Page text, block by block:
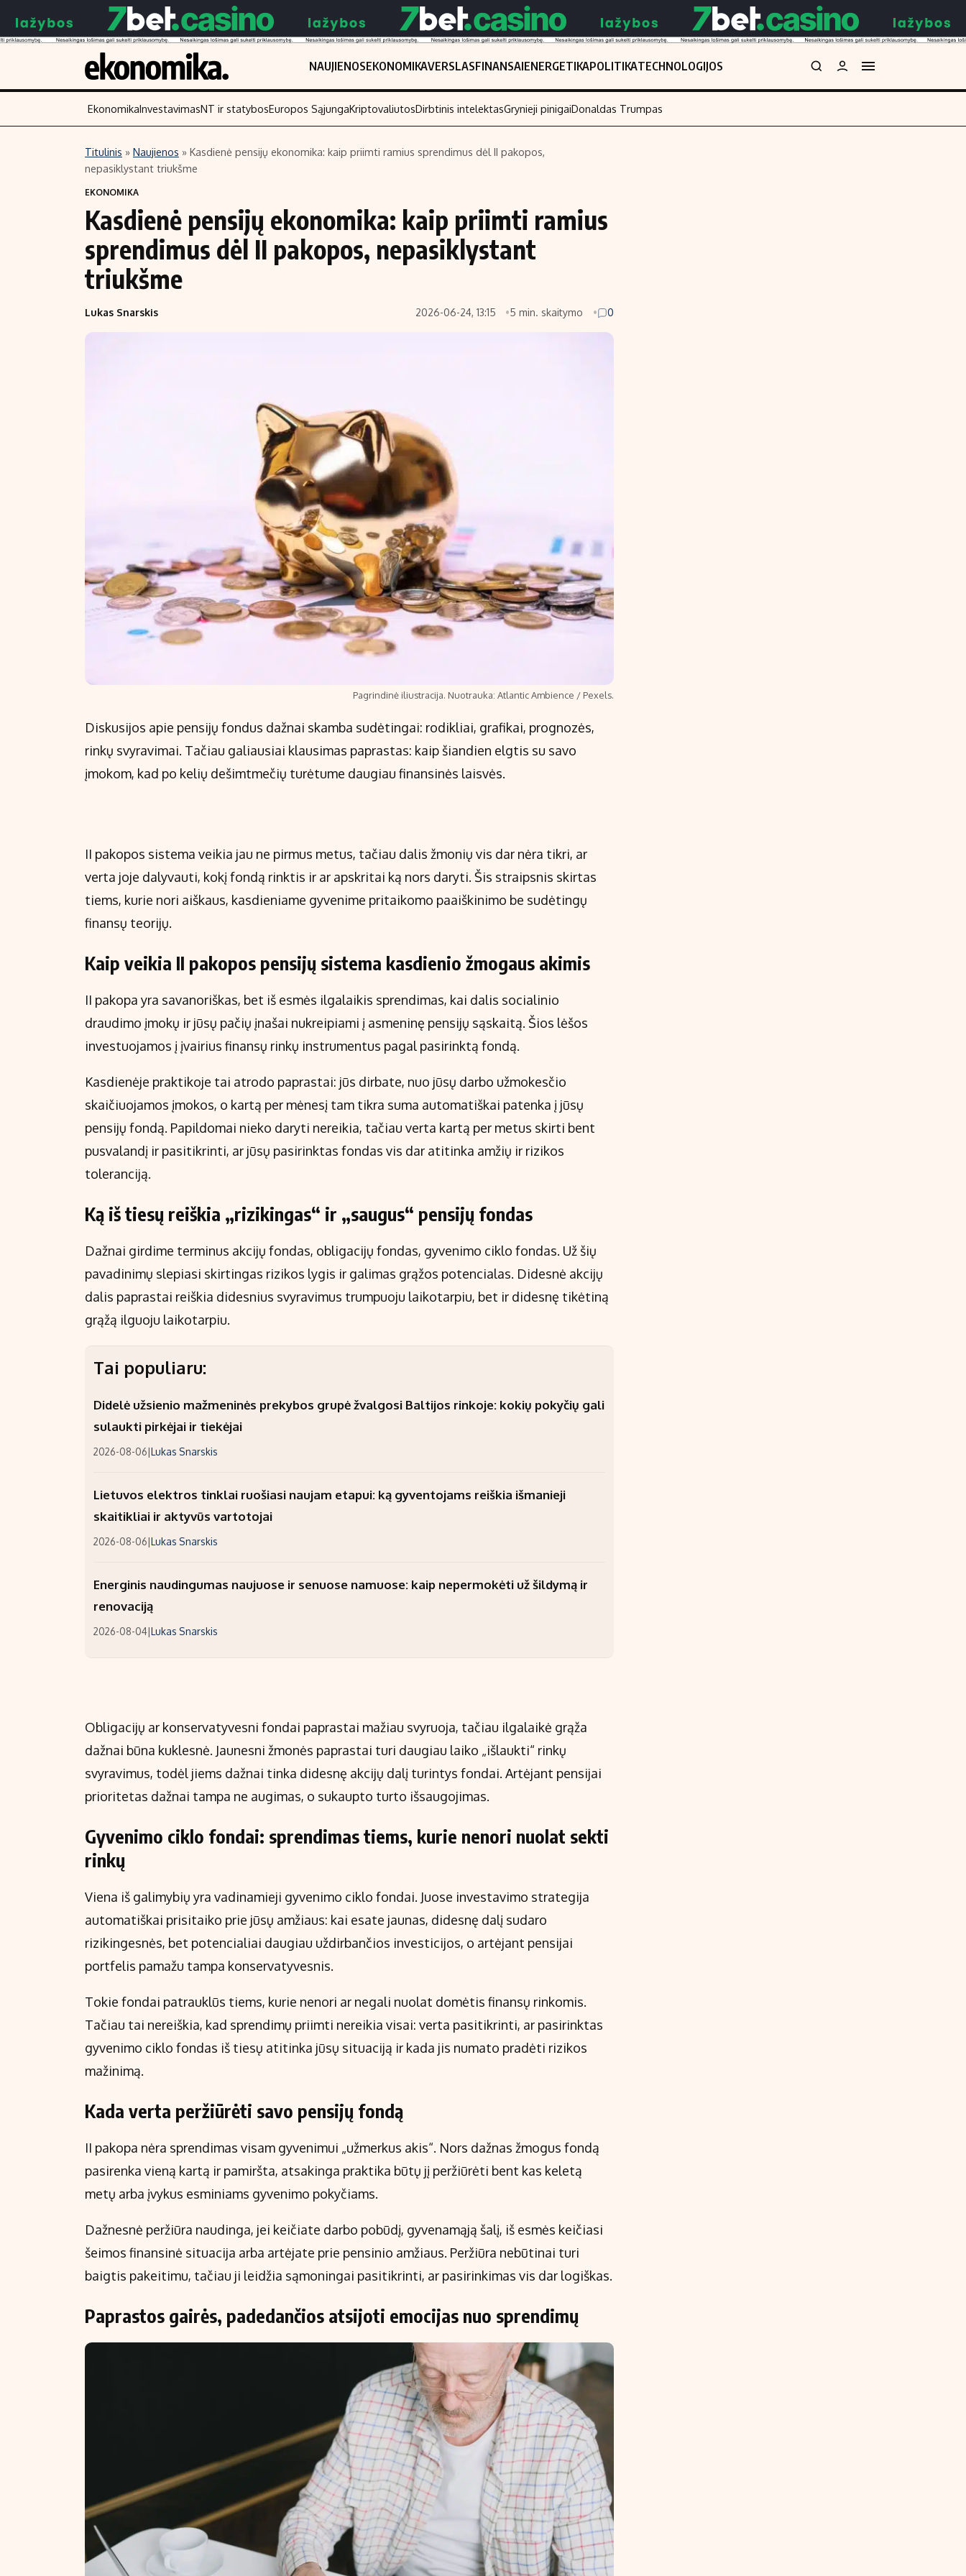
NAUJIENOSEKONOMIKAVERSLASFINANSAIENERGETIKAPOLITIKATECHNOLOGIJOS
Turinys
Naujienos
Aplinka
Verslas
Energetika
Ekonomika
Politika
NT ir statybos
Įmonės
Žemės ūkis
Technologijos
Akcijų rinka
Saulės elektrinės
Kriptovaliutos
Migracija
Indėliai
EkonomikaInvestavimasNT ir statybosEuropos SąjungaKriptovaliutosDirbtinis intelektasGrynieji pinigaiDonaldas Trumpas
Titulinis » Naujienos » Kasdienė pensijų ekonomika: kaip priimti ramius sprendimus dėl II pakopos,
nepasiklystant triukšme
EKONOMIKA
Kasdienė pensijų ekonomika: kaip priimti ramius
sprendimus dėl II pakopos, nepasiklystant
triukšme
Lukas Snarskis 2026-06-24, 13:15 5 min. skaitymo 0
Pagrindinė iliustracija. Nuotrauka: Atlantic Ambience / Pexels.
Diskusijos apie pensijų fondus dažnai skamba sudėtingai: rodikliai, grafikai, prognozės,
rinkų svyravimai. Tačiau galiausiai klausimas paprastas: kaip šiandien elgtis su savo
įmokom, kad po kelių dešimtmečių turėtume daugiau finansinės laisvės.
II pakopos sistema veikia jau ne pirmus metus, tačiau dalis žmonių vis dar nėra tikri, ar
verta joje dalyvauti, kokį fondą rinktis ir ar apskritai ką nors daryti. Šis straipsnis skirtas
tiems, kurie nori aiškaus, kasdieniame gyvenime pritaikomo paaiškinimo be sudėtingų
finansų teorijų.
Kaip veikia II pakopos pensijų sistema kasdienio žmogaus akimis
II pakopa yra savanoriškas, bet iš esmės ilgalaikis sprendimas, kai dalis socialinio
draudimo įmokų ir jūsų pačių įnašai nukreipiami į asmeninę pensijų sąskaitą. Šios lėšos
investuojamos į įvairius finansų rinkų instrumentus pagal pasirinktą fondą.
Kasdienėje praktikoje tai atrodo paprastai: jūs dirbate, nuo jūsų darbo užmokesčio
skaičiuojamos įmokos, o kartą per mėnesį tam tikra suma automatiškai patenka į jūsų
pensijų fondą. Papildomai nieko daryti nereikia, tačiau verta kartą per metus skirti bent
pusvalandį ir pasitikrinti, ar jūsų pasirinktas fondas vis dar atitinka amžių ir rizikos
toleranciją.
Ką iš tiesų reiškia „rizikingas“ ir „saugus“ pensijų fondas
Dažnai girdime terminus akcijų fondas, obligacijų fondas, gyvenimo ciklo fondas. Už šių
pavadinimų slepiasi skirtingas rizikos lygis ir galimas grąžos potencialas. Didesnė akcijų
dalis paprastai reiškia didesnius svyravimus trumpuoju laikotarpiu, bet ir didesnę tikėtiną
grąžą ilguoju laikotarpiu.
Tai populiaru:
Didelė užsienio mažmeninės prekybos grupė žvalgosi Baltijos rinkoje: kokių pokyčių gali
sulaukti pirkėjai ir tiekėjai
2026-08-06|Lukas Snarskis
Lietuvos elektros tinklai ruošiasi naujam etapui: ką gyventojams reiškia išmanieji
skaitikliai ir aktyvūs vartotojai
2026-08-06|Lukas Snarskis
Energinis naudingumas naujuose ir senuose namuose: kaip nepermokėti už šildymą ir
renovaciją
2026-08-04|Lukas Snarskis
Obligacijų ar konservatyvesni fondai paprastai mažiau svyruoja, tačiau ilgalaikė grąža
dažnai būna kuklesnė. Jaunesni žmonės paprastai turi daugiau laiko „išlaukti“ rinkų
svyravimus, todėl jiems dažnai tinka didesnę akcijų dalį turintys fondai. Artėjant pensijai
prioritetas dažnai tampa ne augimas, o sukaupto turto išsaugojimas.
Gyvenimo ciklo fondai: sprendimas tiems, kurie nenori nuolat sekti
rinkų
Viena iš galimybių yra vadinamieji gyvenimo ciklo fondai. Juose investavimo strategija
automatiškai prisitaiko prie jūsų amžiaus: kai esate jaunas, didesnę dalį sudaro
rizikingesnės, bet potencialiai daugiau uždirbančios investicijos, o artėjant pensijai
portfelis pamažu tampa konservatyvesnis.
Tokie fondai patrauklūs tiems, kurie nenori ar negali nuolat domėtis finansų rinkomis.
Tačiau tai nereiškia, kad sprendimų priimti nereikia visai: verta pasitikrinti, ar pasirinktas
gyvenimo ciklo fondas iš tiesų atitinka jūsų situaciją ir kada jis numato pradėti rizikos
mažinimą.
Kada verta peržiūrėti savo pensijų fondą
II pakopa nėra sprendimas visam gyvenimui „užmerkus akis“. Nors dažnas žmogus fondą
pasirenka vieną kartą ir pamiršta, atsakinga praktika būtų jį peržiūrėti bent kas keletą
metų arba įvykus esminiams gyvenimo pokyčiams.
Dažnesnė peržiūra naudinga, jei keičiate darbo pobūdį, gyvenamąją šalį, iš esmės keičiasi
šeimos finansinė situacija arba artėjate prie pensinio amžiaus. Peržiūra nebūtinai turi
baigtis pakeitimu, tačiau ji leidžia sąmoningai pasitikrinti, ar pasirinkimas vis dar logiškas.
Paprastos gairės, padedančios atsijoti emocijas nuo sprendimų